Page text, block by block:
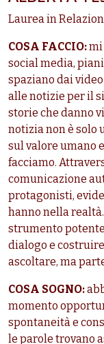
Laurea in
COSA FACCIO:mi
social media,
spaziano dai
alle notizie per il
storie che danno
notizia non è solo
sul valore umano
facciamo.
comunicazione
protagonisti,
hanno nella
strumento
dialogo e
ascoltare, ma
COSA SOGNO:
momento
spontaneità e
le parole trovano